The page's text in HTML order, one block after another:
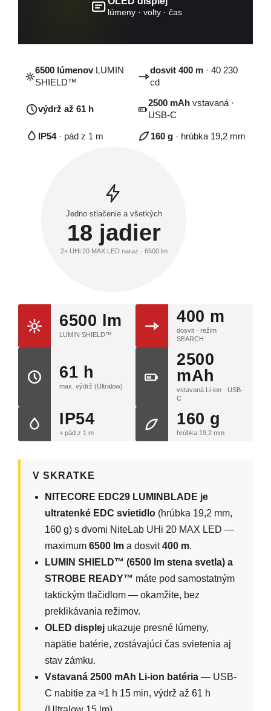
lúmeny · volty · čas
6500 lúmenovLUMIN
SHIELD™
dosvit 400 m · 40 230
cd
výdrž až 61 h
2500 mAh vstavaná ·
USB-C
IP54· pád z 1 m 160 g · hrúbka 19,2 mm
Jedno stlačenie a všetkých
18 jadier
2× UHi 20 MAX LED naraz · 6500 lm
6500 lm
LUMIN SHIELD™
400 m
dosvit · režim
SEARCH
61 h
max. výdrž (Ultralow)
2500
mAh
vstavaná Li-ion · USB-
C
IP54
+ pád z 1 m
160 g
hrúbka 19,2 mm
V SKRATKE
NITECORE EDC29 LUMINBLADE je
ultratenké EDC svietidlo (hrúbka 19,2 mm,
160 g) s dvomi NiteLab UHi 20 MAX LED —
maximum 6500 lm a dosvit400 m.
LUMIN SHIELD™ (6500 lm stena svetla) a
STROBE READY™ máte pod samostatným
taktickým tlačidlom — okamžite, bez
preklikávania režimov.
OLED displej ukazuje presné lúmeny,
napätie batérie, zostávajúci čas svietenia aj
stav zámku.
Vstavaná 2500 mAh Li-ion batéria — USB-
C nabitie za ≈1 h 15 min, výdrž až 61 h